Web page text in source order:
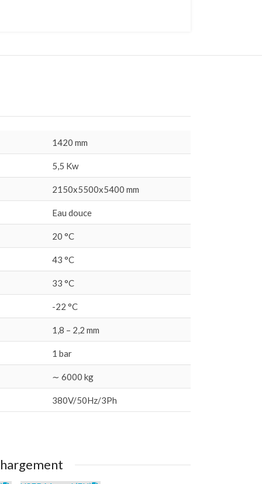
1420 mm
5,5 Kw
2150x5500x5400 mm
Eau douce
20 °C
43 °C
33 °C
-22 °C
1,8 – 2,2 mm
1 bar
∼ 6000 kg
380V/50Hz/3Ph